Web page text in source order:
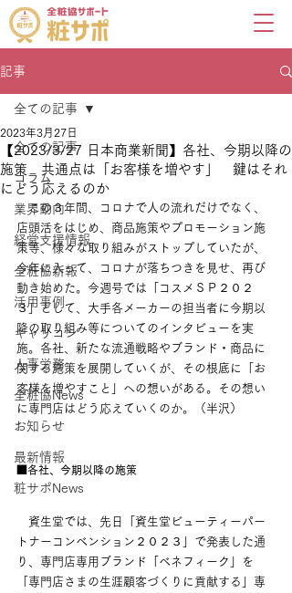
記事
全ての記事
コラム
業界動向
経営支援情報
全粧協新報
活用事例
キャリコン
人事労務
全粧協News
お知らせ
最新情報
粧サポNews
全ての記事
【2023/3/27 日本商業新聞】各社、今期以降の
施策 共通点は「お客様を増やす」 鍵はそれ
にどう応えるのか
2023年3月27日
この３年間、コロナで人の流れだけでなく、
店頭活をはじめ、商品施策やプロモーション施
策等、様々な取り組みがストップしていたが、
今年に入って、コロナが落ちつきを見せ、再び
動き始めた。今週号では「コスメＳＰ２０２
３」として、大手各メーカーの担当者に今期以
降の取り組み等についてのインタビューを実
施。各社、新たな流通戦略やブランド・商品に
関する施策を展開していくが、その根底に「お
客様を増やすこと」への想いがある。その想い
に専門店はどう応えていくのか。（半沢）
■各社、今期以降の施策
資生堂では、先日「資生堂ビューティーパー
トナーコンベンション２０２３」で発表した通
り、専門店専用ブランド「ベネフィーク」を
「専門店さまの生涯顧客づくりに貢献する」専